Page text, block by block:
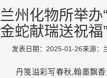
兰州化物所举
金蛇献瑞送祝福
发表日期：2025-01-26来源：
丹笺溢彩写春秋,翰墨飘